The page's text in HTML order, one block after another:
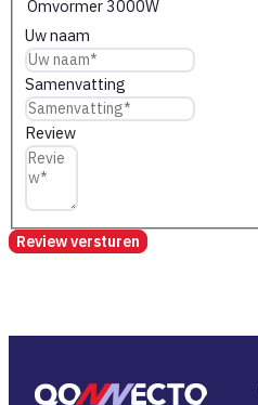
Omvormer 3000W
Uw naam
Samenvatting
Review
Review versturen